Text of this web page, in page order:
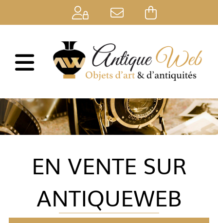
Se connecter
EN VENTE SUR
ANTIQUEWEB